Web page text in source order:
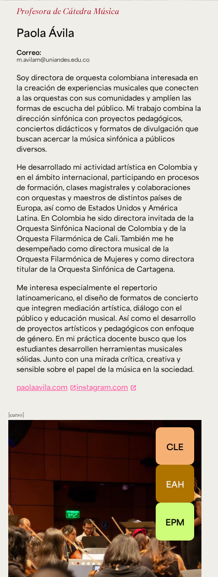
Universidad de los Andes | Vigilada Mineducación.
Reconocimiento como universidad: Decreto 1297 del 30
de mayo de 1964. Reconocimiento de personería jurídica:
Resolución 28 del 23 de febrero de 1949, Minjusticia.
Acreditación institucional de alta calidad, 10 años:
Resolución 000194 del 16 de enero del 2025.
Posgrados
Ext. 4925
Educación
Paola Ávila
Profesora de Cátedra Música
Correo:
m.avilam@uniandes.edu.co
Soy directora de orquesta colombiana interesada en
la creación de experiencias musicales que conecten
a las orquestas con sus comunidades y amplíen las
formas de escucha del público. Mi trabajo combina la
dirección sinfónica con proyectos pedagógicos,
conciertos didácticos y formatos de divulgación que
buscan acercar la música sinfónica a públicos
diversos.
He desarrollado mi actividad artística en Colombia y
en el ámbito internacional, participando en procesos
de formación, clases magistrales y colaboraciones
con orquestas y maestros de distintos países de
Europa, así como de Estados Unidos y América
Latina. En Colombia he sido directora invitada de la
Orquesta Sinfónica Nacional de Colombia y de la
Orquesta Filarmónica de Cali. También me he
desempeñado como directora musical de la
Orquesta Filarmónica de Mujeres y como directora
titular de la Orquesta Sinfónica de Cartagena.
Me interesa especialmente el repertorio
latinoamericano, el diseño de formatos de concierto
que integren mediación artística, diálogo con el
público y educación musical. Así como el desarrollo
de proyectos artísticos y pedagógicos con enfoque
de género. En mi práctica docente busco que los
estudiantes desarrollen herramientas musicales
sólidas. Junto con una mirada crítica, creativa y
sensible sobre el papel de la música en la sociedad.
paolaavila.com instagram.com
curso
CLE
EAH
EPM